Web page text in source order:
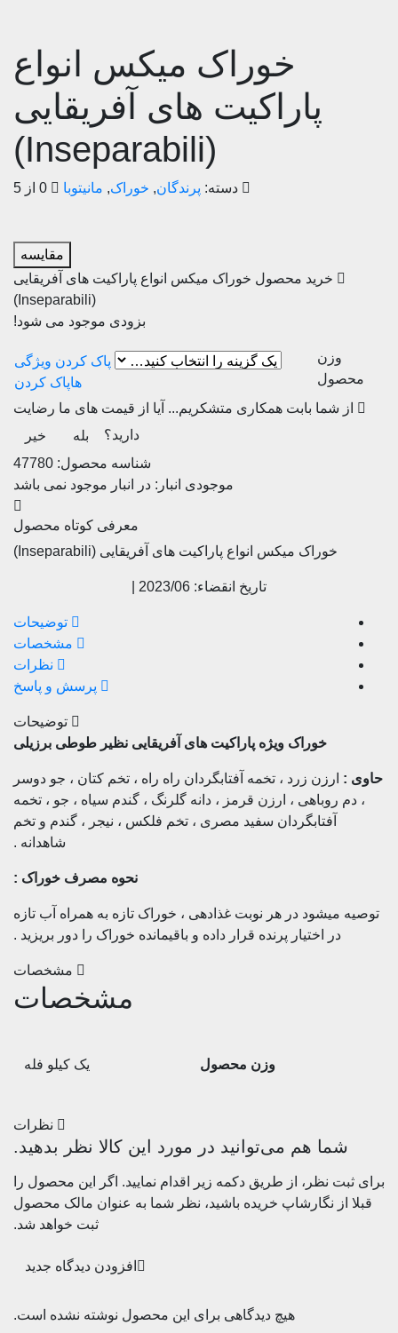
خوراک میکس انواع
پاراکیت های آفریقایی
(Inseparabili)
دسته: پرندگان, خوراک, مانیتوبا 0 از 5
مقایسه
خرید محصول خوراک میکس انواع پاراکیت های آفریقایی
(Inseparabili)
بزودی موجود می شود!
وزن
محصول
پاک کردن
از شما بابت همکاری متشکریم... آیا از قیمت های ما رضایت
دارید؟
بله
خیر
شناسه محصول: 47780
موجودی انبار: در انبار موجود نمی باشد
معرفی کوتاه محصول
خوراک میکس انواع پاراکیت های آفریقایی (Inseparabili)
تاریخ انقضاء: 2023/06 |
توضیحات
مشخصات
نظرات
پرسش و پاسخ
توضیحات
خوراک ویژه پاراکیت های آفریقایی نظیر طوطی برزیلی
حاوی : ارزن زرد ، تخمه آفتابگردان راه راه ، تخم کتان ، جو دوسر
، دم روباهی ، ارزن قرمز ، دانه گلرنگ ، گندم سیاه ، جو ، تخمه
آفتابگردان سفید مصری ، تخم فلکس ، نیجر ، گندم و تخم
شاهدانه .
نحوه مصرف خوراک :
توصیه میشود در هر نوبت غذادهی ، خوراک تازه به همراه آب تازه
در اختیار پرنده قرار داده و باقیمانده خوراک را دور بریزید .
مشخصات
مشخصات
وزن محصول یک کیلو فله
نظرات
شما هم می‌توانید در مورد این کالا نظر بدهید.
برای ثبت نظر، از طریق دکمه زیر اقدام نمایید. اگر این محصول را
قبلا از نگارشاپ خریده باشید، نظر شما به عنوان مالک محصول
ثبت خواهد شد.
افزودن دیدگاه جدید
هیچ دیدگاهی برای این محصول نوشته نشده است.